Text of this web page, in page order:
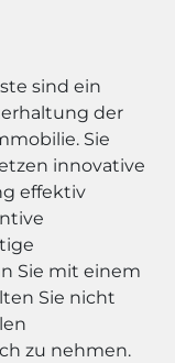
sind ein
der
Sie
innovative
effektiv
Sie mit einem
Sie nicht
zu nehmen.